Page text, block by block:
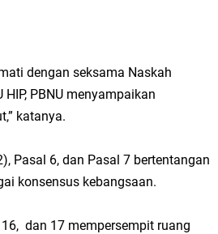
dengan seksama Naskah
PBNU menyampaikan
katanya.
Pasal 6, dan Pasal 7 bertentangan
konsensus kebangsaan.
16, dan 17 mempersempit ruang